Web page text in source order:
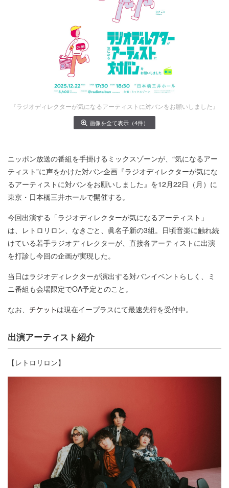
『ラジオディレクターが気になるアーティストに対バンをお願いしました』
画像を全て表示（4件）
ニッポン放送の番組を手掛けるミックスゾーンが、“気になるアー
ティスト”に声をかけた対バン企画『ラジオディレクターが気にな
るアーティストに対バンをお願いしました』を12月22日（月）に
東京・日本橋三井ホールで開催する。
今回出演する「ラジオディレクターが気になるアーティスト」
は、レトロリロン、なきごと、眞名子新の3組。日頃音楽に触れ続
けている若手ラジオディレクターが、直接各アーティストに出演
を打診し今回の企画が実現した。
当日はラジオディレクターが演出する対バンイベントらしく、ミ
ニ番組も会場限定でOA予定とのこと。
なお、
は現在イープラスにて最速先行を受付中。
出演アーティスト紹介
【レトロリロン】